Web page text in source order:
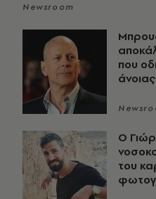
Newsroom
που
άνοιας
O
του